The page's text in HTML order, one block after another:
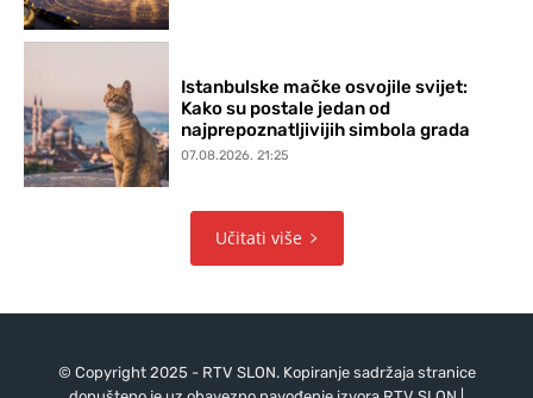
Istanbulske mačke osvojile svijet:
Kako su postale jedan od
najprepoznatljivijih simbola grada
07.08.2026. 21:25
Učitati više
© Copyright 2025 - RTV SLON. Kopiranje sadržaja stranice